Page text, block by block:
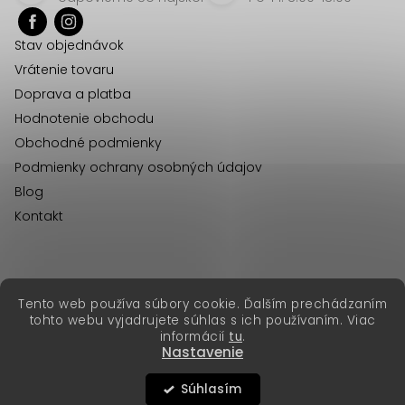
Tento web používa súbory cookie. Ďalším prechádzaním
tohto webu vyjadrujete súhlas s ich používaním. Viac
informácií tu.
Nastavenie
Súhlasím
y
u
Stav objednávok
Vrátenie tovaru
Doprava a platba
Hodnotenie obchodu
Obchodné podmienky
Podmienky ochrany osobných údajov
Blog
Kontakt
Vytvoril Shoptet Premium
Copyright 2026Erika Fashion. Všetky práva vyhradené.
erikafashion.cz